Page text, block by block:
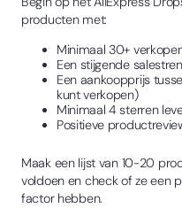
producten met:
Minimaal 30+
Een stijgende
Een aankoopprijs
kunt verkopen)
Minimaal 4 sterren
Positieve
Maak een lijst van 10-20
voldoen en check of ze een
factor hebben.